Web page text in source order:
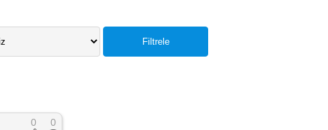
Filtrele
0 0